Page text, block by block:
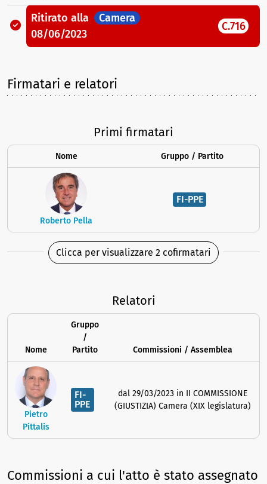
Ritirato alla
Camera
08/06/2023
C.716
Firmatari e relatori
Primi firmatari
Nome Gruppo / Partito
Roberto Pella
FI-PPE
Clicca per visualizzare 2 cofirmatari
Relatori
Nome
Gruppo
/
Partito
Commissioni / Assemblea
Pietro
Pittalis
FI-
PPE
dal 29/03/2023 in II COMMISSIONE
(GIUSTIZIA) Camera (XIX legislatura)
Commissioni a cui l'atto è stato assegnato